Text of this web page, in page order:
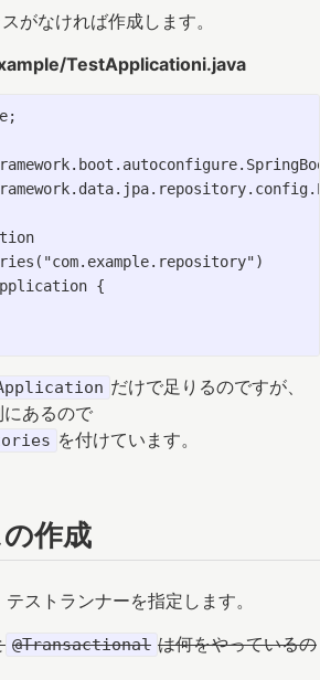
がなければ作成します。
TestApplicationi.java
{
だけで足りるのですが、
あるので
を付けています。
作成
ストランナーを指定します。
@Transactional は何をやっているの